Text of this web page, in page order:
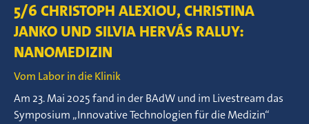
5/6 CHRISTOPH ALEXIOU, CHRISTINA
JANKO UND SILVIA HERVÁS RALUY:
NANOMEDIZIN
Vom Labor in die Klinik
Am 23. Mai 2025 fand in der BAdW und im Livestream das
Symposium „Innovative Technologien für die Medizin“